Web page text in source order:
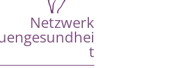
Netzwerk
t